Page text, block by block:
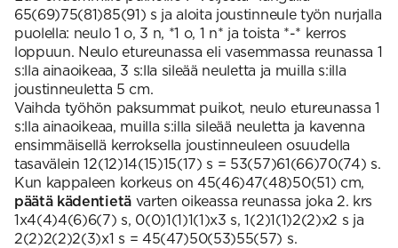
65(69)75(81)85(91) s ja aloita joustinneule työn nurjalla
puolella: neulo 1 o, 3 n, *1 o, 1 n* ja toista *-* kerros
loppuun. Neulo etureunassa eli vasemmassa reunassa 1
s:lla ainaoikeaa, 3 s:lla sileää neuletta ja muilla s:illa
joustinneuletta 5 cm.
Vaihda työhön paksummat puikot, neulo etureunassa 1
s:lla ainaoikeaa, muilla s:illa sileää neuletta ja kavenna
ensimmäisellä kerroksella joustinneuleen osuudella
tasavälein 12(12)14(15)15(17) s = 53(57)61(66)70(74) s.
Kun kappaleen korkeus on 45(46)47(48)50(51) cm,
päätä kädentietävarten oikeassa reunassa joka 2. krs
1x4(4)4(6)6(7) s, 0(0)1(1)1(1)x3 s, 1(2)1(1)2(2)x2 s ja
2(2)2(2)2(3)x1 s = 45(47)50(53)55(57) s.